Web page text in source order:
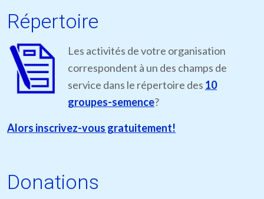
Répertoire
Les activités de votre organisation
correspondent à un des champs de
service dans le répertoire des 10
groupes-semence?
Alors inscrivez-vous gratuitement!
Donations